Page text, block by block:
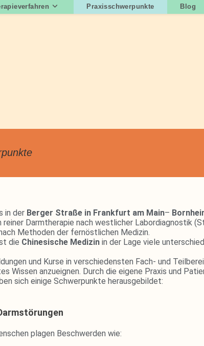
Praxisschwerpunkte Blog
in der Berger Straße in Frankfurt am Main–
reiner Darmtherapie nach westlicher Labordiagnostik
Methoden der fernöstlichen Medizin.
die Chinesische Medizin in der Lage viele
und Kurse in verschiedensten Fach- und
Wissen anzueignen. Durch die eigene Praxis und
sich einige Schwerpunkte herausgebildet:
plagen Beschwerden wie: